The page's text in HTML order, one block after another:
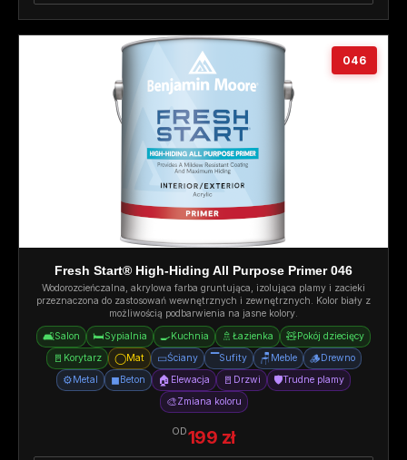
046
Fresh Start® High-Hiding All Purpose Primer 046
Wodorozcieńczalna, akrylowa farba gruntująca, izolująca plamy i zacieki
przeznaczona do zastosowań wewnętrznych i zewnętrznych. Kolor biały z
możliwością podbarwienia na jasne kolory.
🛋️Salon 🛏️Sypialnia 🍳Kuchnia 🚿 Łazienka 🧸Pokój dziecięcy
🚪 Korytarz ◯Mat ▭Ściany ▔Sufity 🪑 Meble 🪵Drewno
⚙️Metal ◼Beton 🏠 Elewacja 🚪 Drzwi 🛡️Trudne plamy
🎨Zmiana koloru
OD199 zł